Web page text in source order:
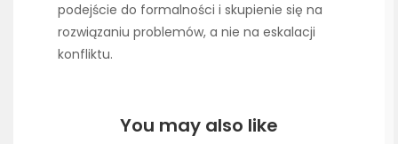
podejście do formalności i skupienie się na
rozwiązaniu problemów, a nie na eskalacji
konfliktu.
You may also like